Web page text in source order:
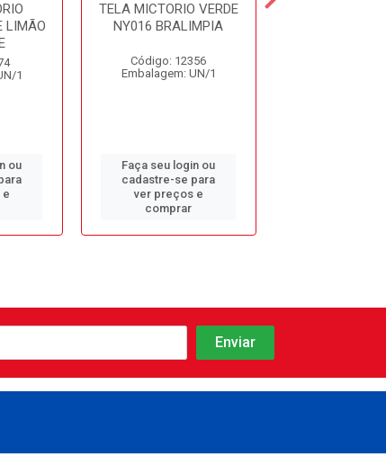
LIMÃO
1
ou
e
TELA MICTORIO VERDE
NY016 BRALIMPIA
Código: 12356
Embalagem: UN/1
Faça seu login ou
cadastre-se para
ver preços e
comprar